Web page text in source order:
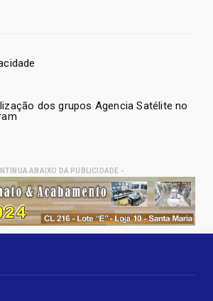
dos grupos Agencia Satélite no
ABAIXO DA PUBLICIDADE -